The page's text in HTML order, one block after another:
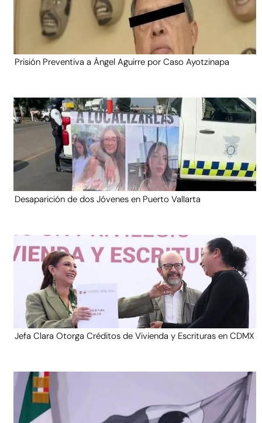
Prisión Preventiva a Ángel Aguirre por Caso Ayotzinapa
Desaparición de dos Jóvenes en Puerto Vallarta
Jefa Clara Otorga Créditos de Vivienda y Escrituras en CDMX